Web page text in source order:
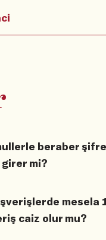
beraber
mi?
mesela
caiz olur mu?